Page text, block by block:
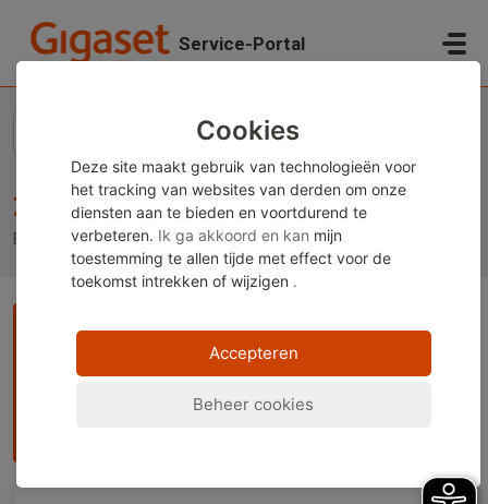
Service-Portal
Zelf repareren Informatie
Bestellen van reserveonderdelen en reparatiehandleidingen
Opmerking:Deze inhoud is momenteel alleen beschikbaar
in het Duits en Engels. U kunt de ingebouwde vertaalfunctie
van uw browser gebruiken om deze pagina in uw gewenste
taal weer te geven. Instructies zijn beschikbaar voor
Cookies
Deze site maakt gebruik van technologieën voor
het tracking van websites van derden om onze
diensten aan te bieden en voortdurend te
verbeteren. Ik ga akkoord en kan mijn
toestemming te allen tijde met effect voor de
toekomst intrekken of wijzigen .
Accepteren
Beheer cookies